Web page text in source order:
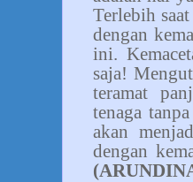
Terlebih
dengan
ini.
saja!
teramat
tenaga
akan
dengan